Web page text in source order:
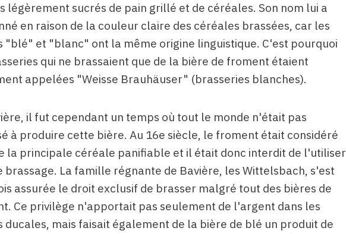
légèrement sucrés de pain grillé et de céréales. Son nom lui a
en raison de la couleur claire des céréales brassées, car les
"blé" et "blanc" ont la même origine linguistique. C'est pourquoi
qui ne brassaient que de la bière de froment étaient
appelées "Weisse Brauhäuser" (brasseries blanches).
il fut cependant un temps où tout le monde n'était pas
à produire cette bière. Au 16e siècle, le froment était considéré
la principale céréale panifiable et il était donc interdit de l'utiliser
brassage. La famille régnante de Bavière, les Wittelsbach, s'est
assurée le droit exclusif de brasser malgré tout des bières de
Ce privilège n'apportait pas seulement de l'argent dans les
ducales, mais faisait également de la bière de blé un produit de